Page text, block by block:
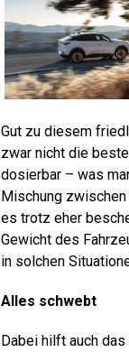
Gut zu diesem
zwar nicht die
dosierbar – was
Mischung
es trotz eher
Gewicht des
in solchen
Alles schwebt
Dabei hilft auch